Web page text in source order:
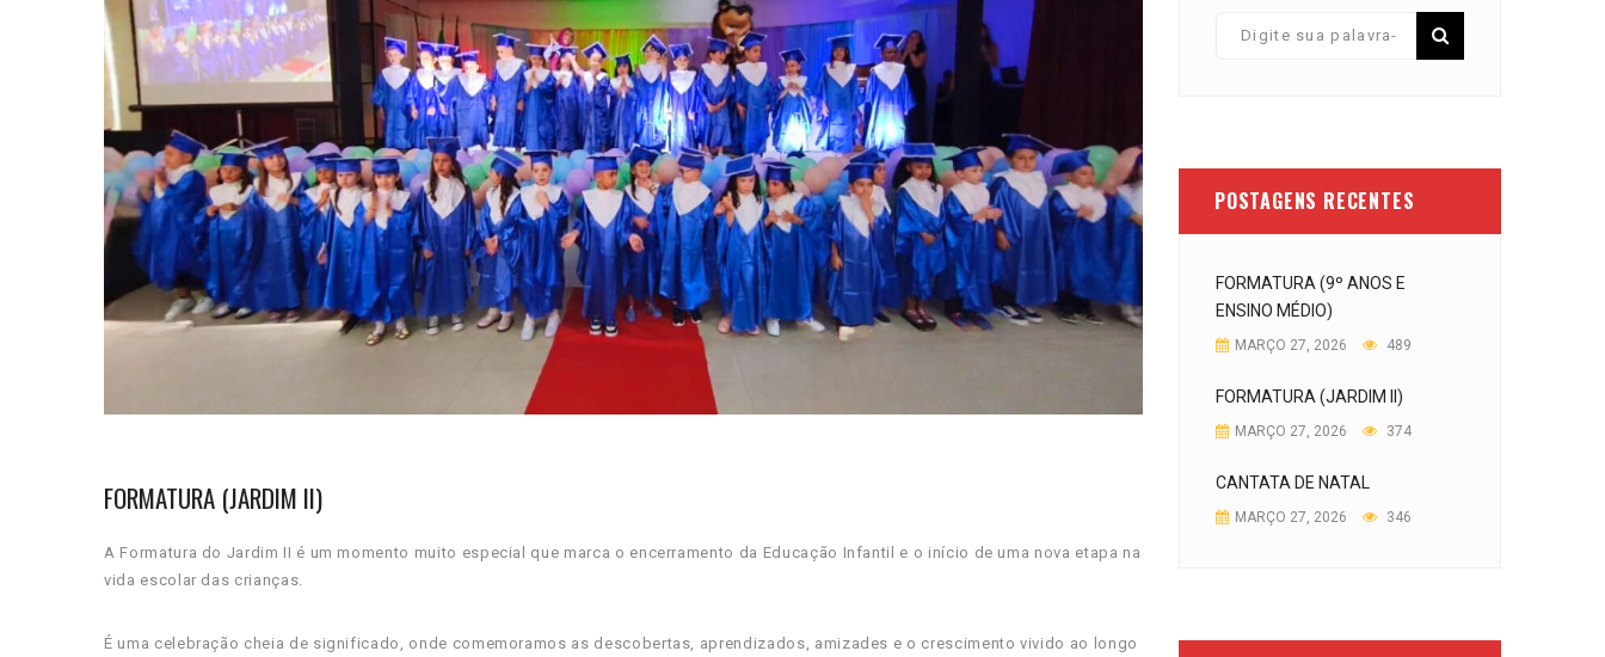
FORMATURA (JARDIM II)
A Formatura do Jardim II é um momento muito especial que marca o encerramento da Educação Infantil e o início de uma nova etapa na
vida escolar das crianças.
É uma celebração cheia de significado, onde comemoramos as descobertas, aprendizados, amizades e o crescimento vivido ao longo
POSTAGENS RECENTES
FORMATURA (9º ANOS E
ENSINO MÉDIO)
MARÇO 27, 2026 489
FORMATURA (JARDIM II)
MARÇO 27, 2026 374
CANTATA DE NATAL
MARÇO 27, 2026 346